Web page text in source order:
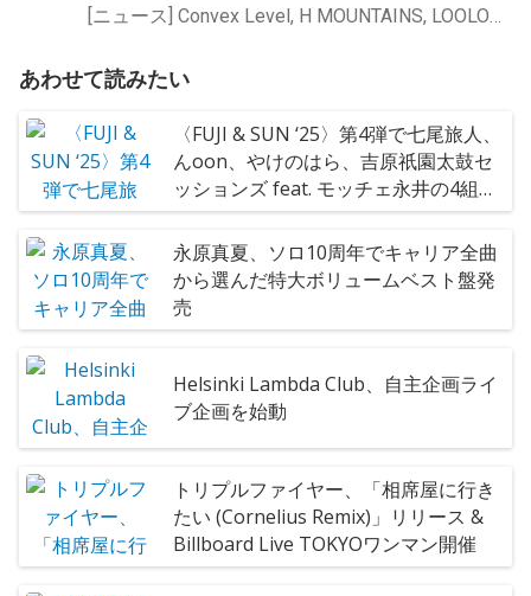
[ニュース] Convex Level, H MOUNTAINS, LOOLOWNINGEN & THE FAR EAST IDIOTS, Merzbow, SEBASTIAN X, UHNELLYS, うみのて, シャムキャッツ, トクマルシューゴ, トリプルファイヤー
あわせて読みたい
〈FUJI & SUN ‘25〉第4弾で七尾旅人、
んoon、やけのはら、吉原祇園太鼓セ
ッションズ feat. モッチェ永井の4組決
定
永原真夏、ソロ10周年でキャリア全曲
から選んだ特大ボリュームベスト盤発
売
Helsinki Lambda Club、自主企画ライ
ブ企画を始動
トリプルファイヤー、「相席屋に行き
たい (Cornelius Remix)」リリース &
Billboard Live TOKYOワンマン開催